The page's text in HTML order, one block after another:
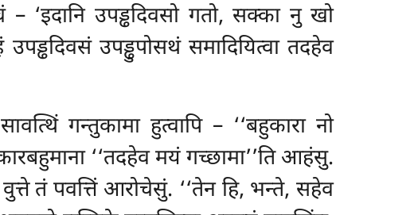
‘इदानि उपड्ढदिवसो गतो, सक्का नु खो
उपड्ढुपोसथं समादियित्वा तदहेव
गन्तुकामा हुत्वापि – ‘‘बहुकारा नो
‘‘तदहेव मयं गच्छामा’’ति आहंसु.
वुत्ते तं पवत्तिं आरोचेसुं. ‘‘तेन हि, भन्ते, सहेव